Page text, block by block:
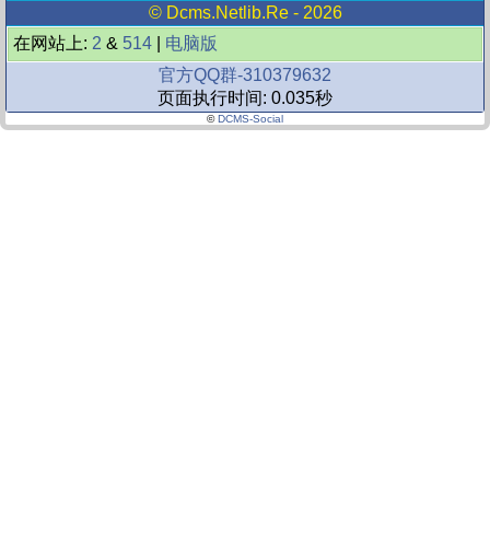
© Dcms.netlib.re- 2026
在网站上: 2 & 514
电脑版
官方QQ群-310379632
页面执行时间: 0.035秒
©DCMS-Social